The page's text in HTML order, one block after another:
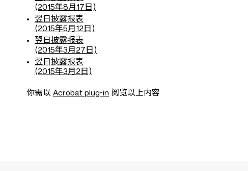
(2015年8月17日)
翌日披露报表
(2015年5月12日)
翌日披露报表
(2015年3月27日)
翌日披露报表
(2015年3月2日)
你需以 Acrobat plug-in 阅览以上内容